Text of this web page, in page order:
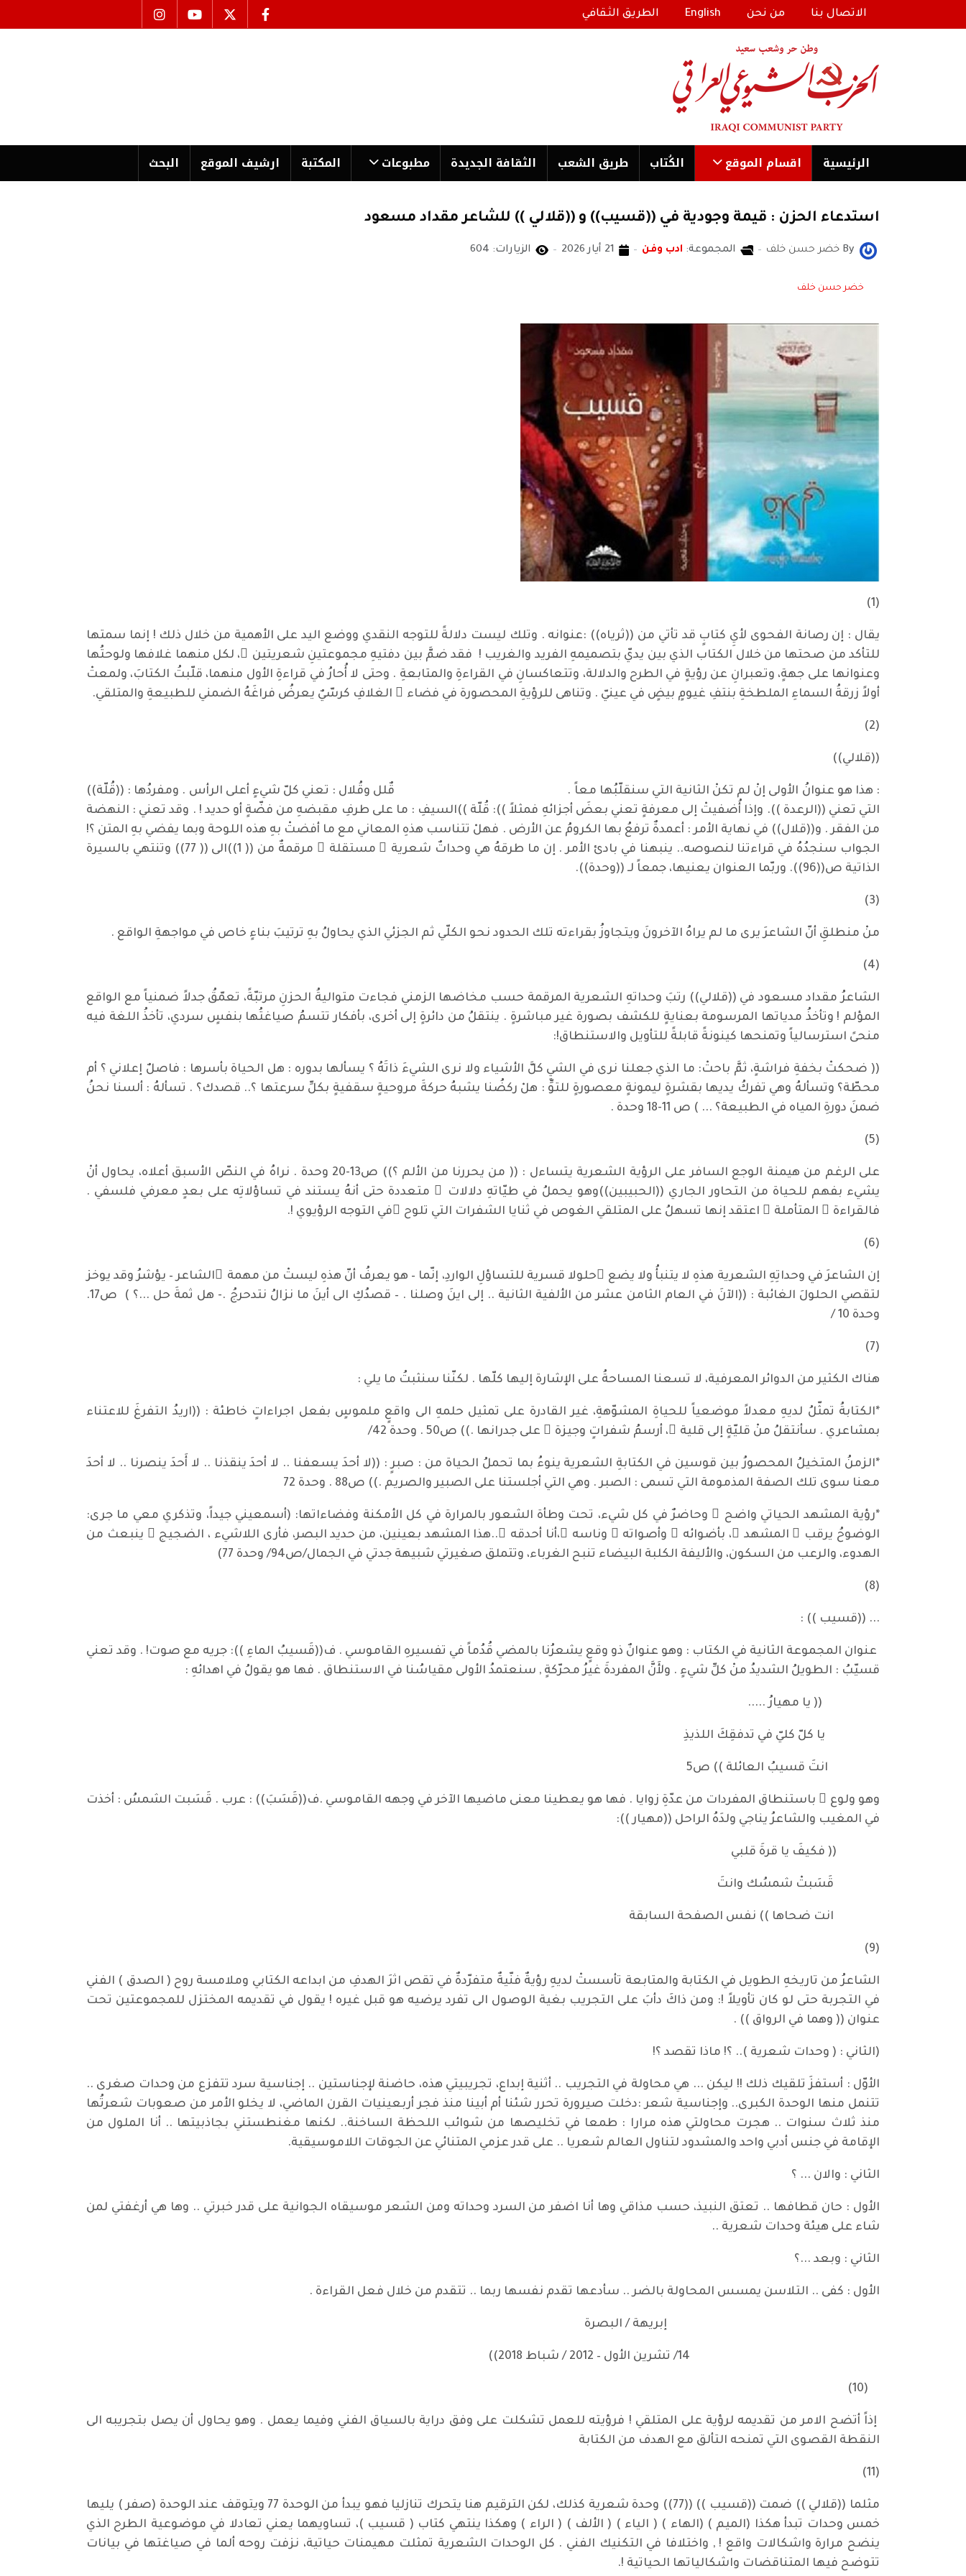
الاتصال بنا من نحن English الطريق الثقافي
الرئیسية اقسام الموقع الكُتاب طریق الشعب الثقافة الجدیدة مطبوعات المكتبة ارشیف الموقع البحث
استدعاء الحزن : قيمة وجودية في ((قسيب)) و ((قلالي )) للشاعر مقداد مسعود
By خضر حسن خلف المجموعة: ادب وفن 21 أيار 2026 الزيارات: 604
خضر حسن خلف
(1)
يقال : إن رصانة الفحوى لأيِ كتابٍ قد تأتي من ((ثرياه)) :عنوانه . وتلك ليست دلالةً للتوجه النقدي ووضع اليد على الأهمية من خلال ذلك ! إنما سمتها
للتأكد من صحتها من خلال الكتاب الذي بين يديّ بتصميمهِ الفريد والغريب ! فقد ضمَّ بين دفتيهِ مجموعتينِ شعريتين ِ، لكل منهما غلافها ولوحتُها
وعنوانها على جهةٍ، وتعبرانِ عن رؤيةٍ في الطرح والدلالة، وتتعاكسانِ في القراءةِ والمتابعةِ . وحتى لا أُحارُ في قراءةِ الأول منهما، قلّبتُ الكتابَ، ولمعتْ
أولاً زرقةُ السماءِ الملطخةِ بنتفِ غيومٍ بيضٍ في عينيّ . وتناهى للرؤيةِ المحصورة في فضاء ِ الغلافِ كرسّيٌ يعرضُ فراغَهُ الضمني للطبيعةِ والمتلقي.
(2)
((قلالي))
: هذا هو عنوانُ الأولى إنْ لم تكنْ الثانية التي سنقلّبُها معاً . قٌلل وقُلال : تعني كلّ شيءٍ أعلى الرأس . ومفردُها : ((قُلّة))
التي تعني ((الرعدة )). وإذا أُضفيتْ إلى معرفةٍ تعني بعضَ أجزائهِ فمثلاً )): قُلّة ))السيفِ : ما على طرفِ مقبضهِ من فضّةٍ أو حديد ! . وقد تعني : النهضة
من الفقر . و((قلال)) في نهاية الأمر : أعمدةٌ ترفعُ بها الكرومُ عن الأرض . فهلْ تتناسب هذهِ المعاني مع ما أفضتْ بهِ هذه اللوحة وبما يفضي بهِ المتن ؟!
الجواب سنجدُهُ في قراءتنا لنصوصه.. ينبهنا في بادئ الأمر . إن ما طرقهُ هي وحداتٌ شعرية ٌ مستقلة ٌ مرقمةٌ من (( 1))الى (( 77)) وتنتهي بالسيرة
الذاتية ص((96)). وربّما العنوان يعنيها، جمعاً لـ ((وحدة)).
(3)
منْ منطلقِ أنّ الشاعرَ يرى ما لم يراهُ الآخرونَ ويتجاوزُ بقراءته تلك الحدود نحو الكلّي ثم الجزئي الذي يحاولُ بهِ ترتيبَ بناءٍ خاص في مواجهةِ الواقع .
(4)
الشاعرُ مقداد مسعود في ((قلالي)) رتبَ وحداتهِ الشعرية المرقمة حسب مخاضها الزمني فجاءت متواليةُ الحزنِ مرتبّةً، تعمّقُ جدلاً ضمنياً مع الواقع
المؤلم ! وتأخذُ مدياتها المرسومة بعنايةٍ للكشف بصورة غير مباشرةٍ . ينتقلُ من دائرةٍ إلى أخرى، بأفكار تتسمُ صياغتُها بنفسٍ سردي، تأخذُ اللغة فيه
منحىً استرسالياً وتمنحها كينونةً قابلةً للتأويل والاستنطاق!:
(( ضحكتْ بخفةِ فراشةٍ، ثمَّ باحتْ: ما الذي جعلنا نرى في الشيِ كلَّ الأشياء ولا نرى الشيءَ ذاتَهُ ؟ يسألها بدوره : هل الحياة بأسرها : فاصلٌ إعلاني ؟ أم
محطّة؟ وتسألهُ وهي تفركُ يديها بقشرةٍ ليمونةٍ معصورةٍ للتوِّ : هلْ ركضُنا يشبهُ حركةَ مروحيةٍ سقفيةٍ بكلِّ سرعتها ؟.. قصدك؟ . تسألهُ : ألسنا نحنُ
ضمنَ دورةِ المياه في الطبيعة؟ ... ) ص 11-18 وحدة .
(5)
على الرغم من هيمنة الوجع السافر على الرؤية الشعرية يتساءل : (( من يحررنا من الألم ؟)) ص13-20 وحدة . نراهُ في النصّ الأسبق أعلاه، يحاول أنْ
يشيء بفهم للحياة من التحاور الجاري ((الحبيبين))وهو يحملُ في طيّاتهِ دلالات ٍ متعددة حتى أنهُ يستند في تساؤلاتِه على بعدٍ معرفي فلسفي .
فالقراءة ُ المتأملة ُ اعتقد إنها تسهلُ على المتلقي الغوص في ثنايا الشفرات التي تلوح ُفي التوجه الرؤيوي !.
(6)
إن الشاعرَ في وحداتِهِ الشعرية هذهِ لا يتنبأُ ولا يضع ُحلولا قسرية للتساؤلِ الواردِ، إنّما – هو يعرفُ أنّ هذهِ ليستْ من مهمة ِالشاعر – يؤشرُ وقد يوخز
لتقصي الحلولَ الغائبة : ((الآنَ في العام الثامن عشر من الألفية الثانية .. إلى اينَ وصلنا . – قصدُكِ الى أينَ ما نزالُ نتدحرجُ .- هل ثمةَ حل ...؟ ) ص17.
وحدة 10 /
(7)
هناك الكثير من الدوائر المعرفية، لا تسعنا المساحةُ على الإشارة إليها كلّها . لكنّنا سنثبتُ ما يلي :
*الكتابةُ تمثّلُ لديهِ معدلاً موضعياً للحياةِ المشوّهةِ، غير القادرة على تمثيل حلمهِ الى واقعٍ ملموسٍ بفعل اجراءاتٍ خاطئة : ((اريدُ التفرغَ للاعتناء
بمشاعري . سأنتقلُ منْ قليّةٍ إلى قلية ٍ، أرسمُ شفراتٍ وجيزة ً على جدرانها .)) ص50 . وحدة 42/
*الزمنُ المتخيلُ المحصورُ بين قوسين في الكتابةِ الشعرية ينوءُ بما تحملُ الحياة من : صبرٍ : ((لا أحدَ يسعفنا .. لا أحدَ ينقذنا .. لا أَحدَ ينصرنا .. لا أحدَ
معنا سوى تلك الصفة المذمومة التي تسمى : الصبر . وهي التي أجلستنا على الصبير والصريم .)) ص88 . وحدة 72
*رؤية المشهد الحياتي واضح ٌ وحاضرٌ في كل شيء، تحت وطأة الشعور بالمرارة في كل الأمكنة وفضاءاتها: (أسمعيني جيداً، وتذكري معي ما جرى:
الوضوحُ يرقب ُ المشهد َ، بأضوائه ِ وأصواته ِ وناسه ِ،أنا أحدقه ُ..هذا المشهد بعينين، من حديد البصر، فأرى اللاشيء ، الضجيج ُ ينبعث من
الهدوء، والرعب من السكون، والأليفة الكلبة البيضاء تنبح الغرباء، وتتملق صغيرتي شبيهة جدتي في الجمال/ص94/ وحدة 77)
(8)
... ((قسيب )) :
عنوان المجموعة الثانية في الكتاب : وهو عنوانٌ ذو وقعٍ يشعرُنا بالمضي قُدُماً في تفسيرهِ القاموسي . ف((قَسيبُ الماءِ )): جريه مع صوت! . وقد تعني
قسيّبُ : الطويلُ الشديدُ منْ كلِّ شيءٍ . ولأَنَّ المفردةَ غيرُ محرّكةٍ , سنعتمدُ الأولى مقياسُنا في الاستنطاق . فها هو يقولُ في اهدائهِ :
(( يا مهيارُ .....
يا كلّ كليّ في تدفقِكَ اللذيذِ
انتَ قسيبُ العائلة )) ص5
وهو ولوع ٌ باستنطاق المفردات من عدّةِ زوايا . فها هو يعطينا معنى ماضيها الآخر في وجهه القاموسي .ف((قَسَبَ)) : عرب . قَسَبت الشمسُ : أخذت
في المغيب والشاعرُ يناجي ولدَهُ الراحل ((مهيار )):
(( فكيفَ يا قرةَ قلبي
قَسَبتْ شمسُك وانتَ
انت ضحاها )) نفس الصفحة السابقة
(9)
الشاعرُ من تاريخهِ الطويل في الكتابة والمتابعة تأسستْ لديهِ رؤيةٌ فنّيةٌ متفرّدةٌ في تقص اثرَ الهدفِ من ابداعه الكتابي وملامسة روح ( الصدق ) الفني
في التجربة حتى لو كان تأويلاً !: ومن ذاكَ دأبَ على التجريب بغية الوصول الى تفرد يرضيه هو قبل غيره ! يقول في تقديمه المختزل للمجموعتين تحت
عنوان (( وهما في الرواق )) .
(الثاني : ( وحدات شعرية ).. ؟! ماذا تقصد ؟!
الأوّل : أستفزَ تلقيك ذلك !! ليكن ... هي محاولة في التجريب .. أثنية إبداع، تجريبيتي هذه، حاضنة لإجناستين .. إجناسية سرد تتفزع من وحدات صغرى ..
تتنمل منها الوحدة الكبرى.. وإجناسية شعر :دخلت صيرورة تحرر شئنا أم أبينا منذ فجر أربعينيات القرن الماضي، لا يخلو الأمر من صعوبات شعرتُها
منذ ثلاث سنوات .. هجرت محاولتي هذه مرارا : طمعا في تخليصها من شوائب اللحظة الساخنة.. لكنها مغنطستني بجاذبيتها .. أنا الملول من
الإقامة في جنس أدبي واحد والمشدود لتناول العالم شعريا .. على قدر عزمي المتنائي عن الجوقات اللاموسيقية.
الثاني : والان ... ؟
الأول : حان قطافها .. تعتق النبيذ، حسب مذاقي وها أنا اضفر من السرد وحداته ومن الشعر موسيقاه الجوانية على قدر خبرتي .. وها هي أرغفتي لمن
شاء على هيئة وحدات شعرية ..
الثاني : وبعد ...؟
الأول : كفى .. التلاسن يمسس المحاولة بالضر .. سأدعها تقدم نفسها ربما .. تتقدم من خلال فعل القراءة .
إبريهة / البصرة
(10)
إذاً أتضح الامر من تقديمه لرؤية على المتلقي ! فرؤيته للعمل تشكلت على وفق دراية بالسياق الفني وفيما يعمل . وهو يحاول أن يصل بتجريبه الى
النقطة القصوى التي تمنحه التألق مع الهدف من الكتابة
(11)
مثلما ((قلالي )) ضمت ((قسيب )) ((77)) وحدة شعرية كذلك، لكن الترقيم هنا يتحرك تنازليا فهو يبدأ من الوحدة 77 ويتوقف عند الوحدة (صفر ) يليها
خمس وحدات تبدأ هكذا (الميم ) (الهاء ) ( الياء ) ( الألف ) ( الراء ) وهكذا ينتهي كتاب ( قسيب )، تساويهما يعني تعادلا في موضوعية الطرح الذي
ينضح مرارة واشكالات واقع ! , واختلافا في التكنيك الفني . كل الوحدات الشعرية تمثلت مهيمنات حياتية، نزفت روحه ألما في صياغتها في بيانات
تتوضح فيها المتناقضات واشكالياتها الحياتية !.